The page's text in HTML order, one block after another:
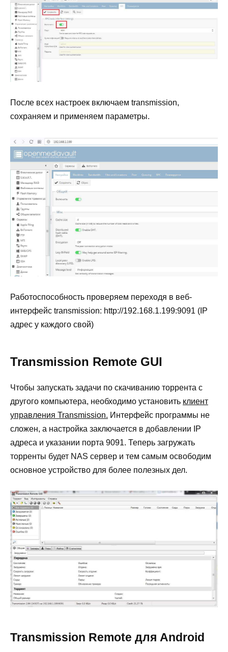
После всех настроек включаем transmission,
сохраняем и применяем параметры.
Работоспособность проверяем переходя в веб-
интерфейс transmission: http://192.168.1.199:9091 (IP
адрес у каждого свой)
Transmission Remote GUI
Чтобы запускать задачи по скачиванию торрента с
другого компьютера, необходимо установить клиент
управления Transmission. Интерфейс программы не
сложен, а настройка заключается в добавлении IP
адреса и указании порта 9091. Теперь загружать
торренты будет NAS сервер и тем самым освободим
основное устройство для более полезных дел.
Transmission Remote для Android